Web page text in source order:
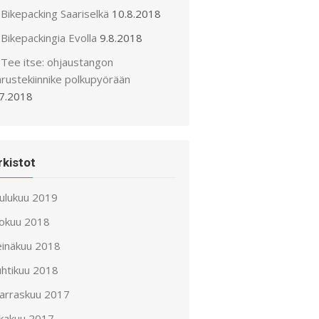
Bikepacking Saariselkä 10.8.2018
Bikepackingia Evolla 9.8.2018
Tee itse: ohjaustangon
polkupyörään
2019
2018
2018
2018
2017